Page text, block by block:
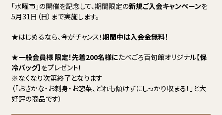
「水曜市」の開催を記念して、期間限定の新規ご入会キャンペーンを
5月31日（日）まで実施します。
★はじめるなら、今がチャンス！期間中は入会金無料！
★一般会員様 限定！先着200名様にたべごろ百旬館オリジナル【保
冷バッグ】をプレゼント！
※なくなり次第終了となります
（「おさかな・お刺身・お惣菜、どれも傾けずにしっかり収まる！」と大
好評の商品です）